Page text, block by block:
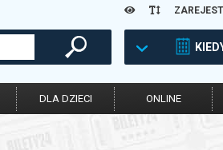
DLA DZIECI ONLINE